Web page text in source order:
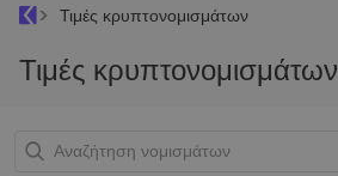
Τιμές κρυπτονομισμάτων
Τιμές κρυπτονομισμάτων